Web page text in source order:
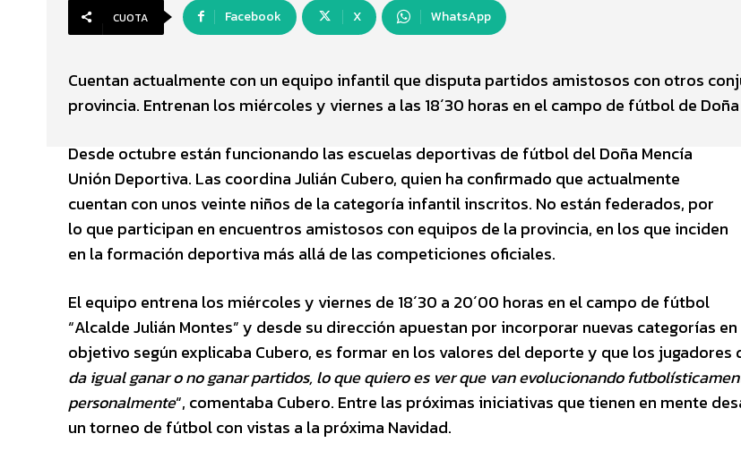
CUOTA Facebook X WhatsApp
Cuentan actualmente con un equipo infantil que disputa partidos amistosos con otros
provincia. Entrenan los miércoles y viernes a las 18´30 horas en el campo de fútbol de Doña
Desde octubre están funcionando las escuelas deportivas de fútbol del Doña Mencía
Unión Deportiva. Las coordina Julián Cubero, quien ha confirmado que actualmente
cuentan con unos veinte niños de la categoría infantil inscritos. No están federados, por
lo que participan en encuentros amistosos con equipos de la provincia, en los que inciden
en la formación deportiva más allá de las competiciones oficiales.
El equipo entrena los miércoles y viernes de 18´30 a 20´00 horas en el campo de fútbol
“Alcalde Julián Montes” y desde su dirección apuestan por incorporar nuevas categorías en
objetivo según explicaba Cubero, es formar en los valores del deporte y que los jugadores
da igual ganar o no ganar partidos, lo que quiero es ver que van evolucionando
personalmente“, comentaba Cubero. Entre las próximas iniciativas que tienen en mente
un torneo de fútbol con vistas a la próxima Navidad.